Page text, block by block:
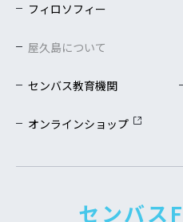
フィロソフィー
屋久島について
センバス教育機関
オンラインショップ
センバス